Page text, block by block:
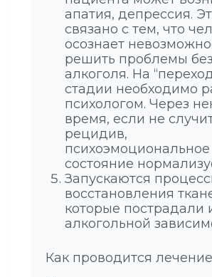
апатия, депрессия.
связано с тем, что
осознает
решить проблемы без
алкоголя. На
стадии необходимо
психологом. Через
время, если не
рецидив,
психоэмоциональное
состояние
Запускаются
восстановления
которые пострадали
алкогольной
Как проводится лечение